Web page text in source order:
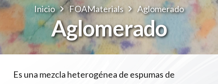
Inicio FOAMaterials Aglomerado
Aglomerado
Es una mezcla heterogénea de espumas de